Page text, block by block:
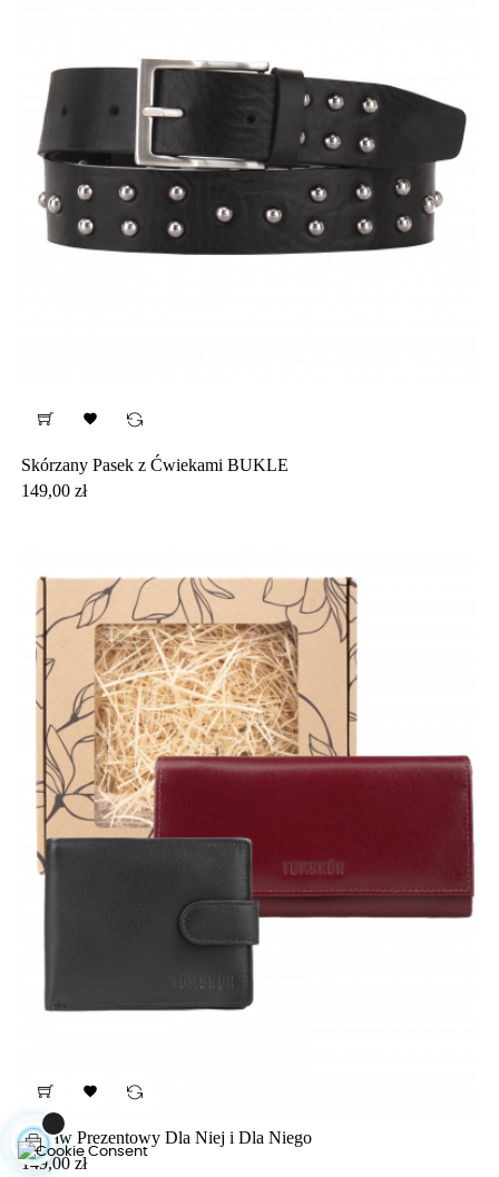

Skórzany Pasek z Ćwiekami BUKLE
Cena
149,00 zł

Zestaw Prezentowy Dla Niej i Dla Niego
Cena
149,00 zł